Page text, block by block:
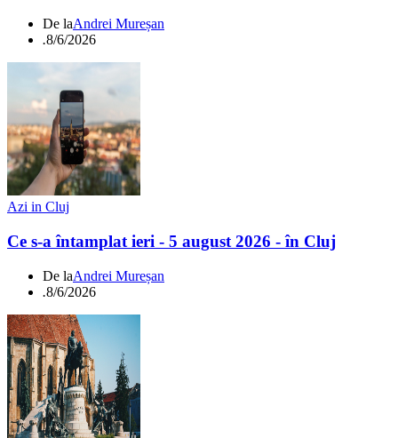
De laAndrei Mureșan
.8/6/2026
Azi in Cluj
Ce s-a întamplat ieri - 5 august 2026 - în Cluj
De laAndrei Mureșan
.8/6/2026